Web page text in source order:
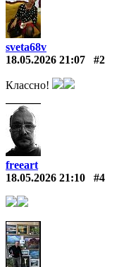
sveta68v
18.05.2026 21:07
#2
Классно!
freeart
18.05.2026 21:10
#4